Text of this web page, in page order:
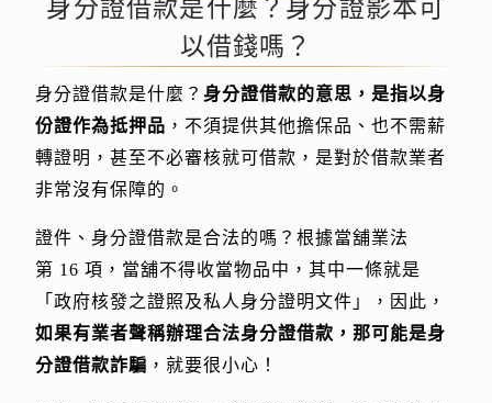
身分證借款是什麼？身分證影本可
以借錢嗎？
身分證借款是什麼？ 身分證借款的意思，是指以身
份證作為抵押品 ，不須提供其他擔保品、也不需薪
轉證明，甚至不必審核就可借款，是對於借款業者
非常沒有保障的。
證件、身分證借款是合法的嗎？根據當舖業法
第 16 項，當舖不得收當物品中，其中一條就是
「政府核發之證照及私人身分證明文件」，因此，
如果有業者聲稱辦理合法身分證借款，那可能是身
分證借款詐騙 ，就要很小心！